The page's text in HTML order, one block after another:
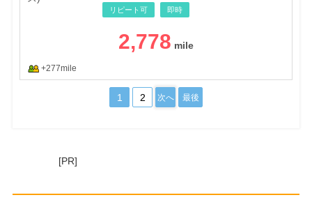
リピート可 即時
2,778
+277mile
1 2 次へ 最後
[PR]